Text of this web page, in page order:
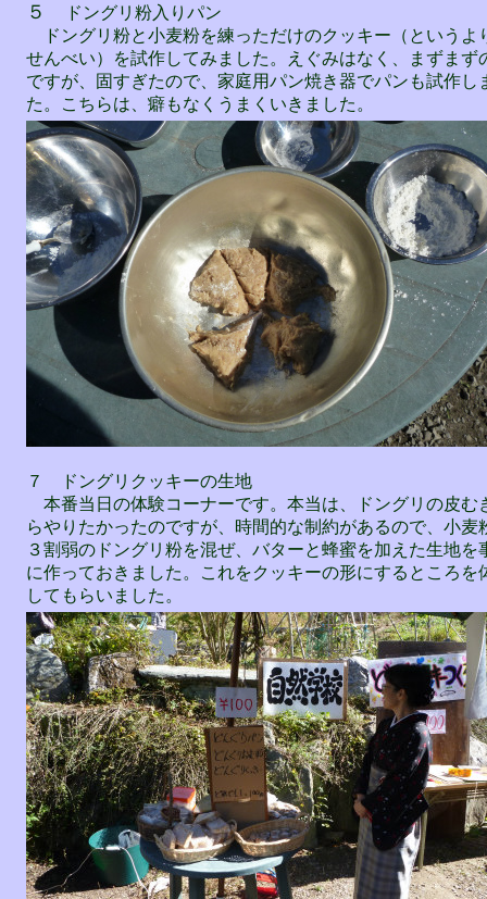
５
ドングリ粉入りパン
ドングリ粉と小麦粉を練っただけのクッキー（というよ
せんべい）を試作してみました。えぐみはなく、まずまず
ですが、固すぎたので、家庭用パン焼き器でパンも試作し
た。こちらは、癖もなくうまくいきました。
７ ドングリクッキーの生地
本番当日の体験コーナーです。本当は、ドングリの皮む
らやりたかったのですが、時間的な制約があるので、小麦
３割弱のドングリ粉を混ぜ、バターと蜂蜜を加えた生地を
に作っておきました。これをクッキーの形にするところを
してもらいました。